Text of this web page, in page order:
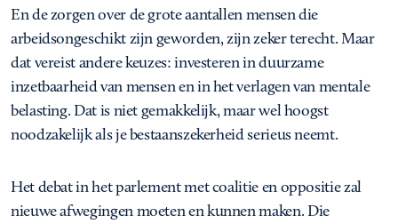
En de zorgen over de grote aantallen mensen die
arbeidsongeschikt zijn geworden, zijn zeker terecht. Maar
dat vereist andere keuzes: investeren in duurzame
inzetbaarheid van mensen en in het verlagen van mentale
belasting. Dat is niet gemakkelijk, maar wel hoogst
noodzakelijk als je bestaanszekerheid serieus neemt.
Het debat in het parlement met coalitie en oppositie zal
nieuwe afwegingen moeten en kunnen maken. Die